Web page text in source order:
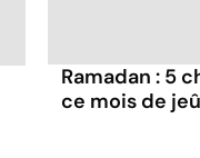
Ramadan : 5
ce mois de